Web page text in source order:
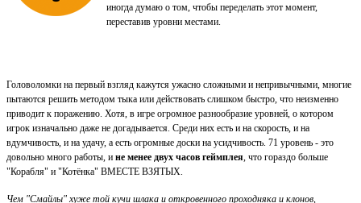
иногда думаю о том, чтобы переделать этот момент,
переставив уровни местами.
Головоломки на первый взгляд кажутся ужасно сложными и непривычными, многие
пытаются решить методом тыка или действовать слишком быстро, что неизменно
приводит к поражению. Хотя, в игре огромное разнообразие уровней, о котором
игрок изначально даже не догадывается. Среди них есть и на скорость, и на
вдумчивость, и на удачу, а есть огромные доски на усидчивость. 71 уровень - это
довольно много работы, и не менее двух часов геймплея , что гораздо больше
"Корабля" и "Котёнка" ВМЕСТЕ ВЗЯТЫХ.
Чем "Смайлы" хуже той кучи шлака и откровенного проходняка и клонов,